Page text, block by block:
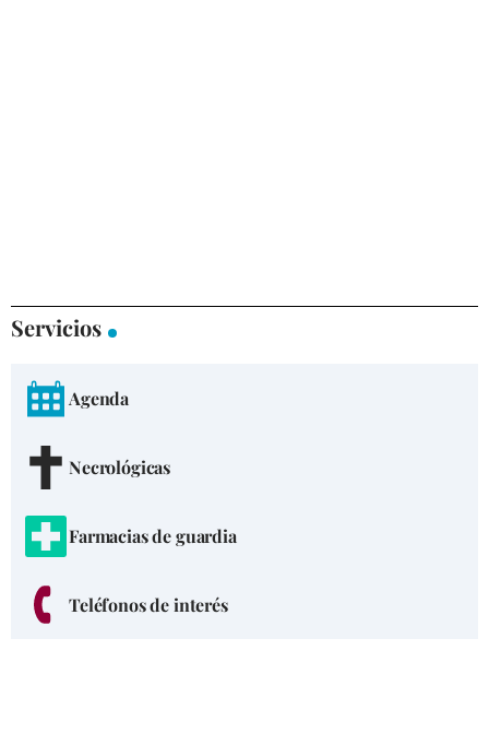
Servicios
Agenda
Necrológicas
Farmacias de guardia
Teléfonos de interés